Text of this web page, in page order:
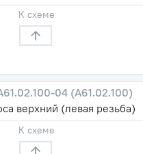
К схеме
04 (А61.02.100)
верхний (левая резьба)
К схеме